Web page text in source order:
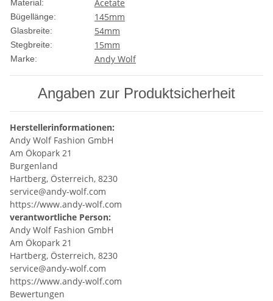
Material: Acetate
Bügellänge: 145mm
Glasbreite: 54mm
Stegbreite: 15mm
Marke: Andy Wolf
Angaben zur Produktsicherheit
Herstellerinformationen:
Andy Wolf Fashion GmbH
Am Ökopark 21
Burgenland
Hartberg, Österreich, 8230
service@andy-wolf.com
https://www.andy-wolf.com
verantwortliche Person:
Andy Wolf Fashion GmbH
Am Ökopark 21
Hartberg, Österreich, 8230
service@andy-wolf.com
https://www.andy-wolf.com
Bewertungen